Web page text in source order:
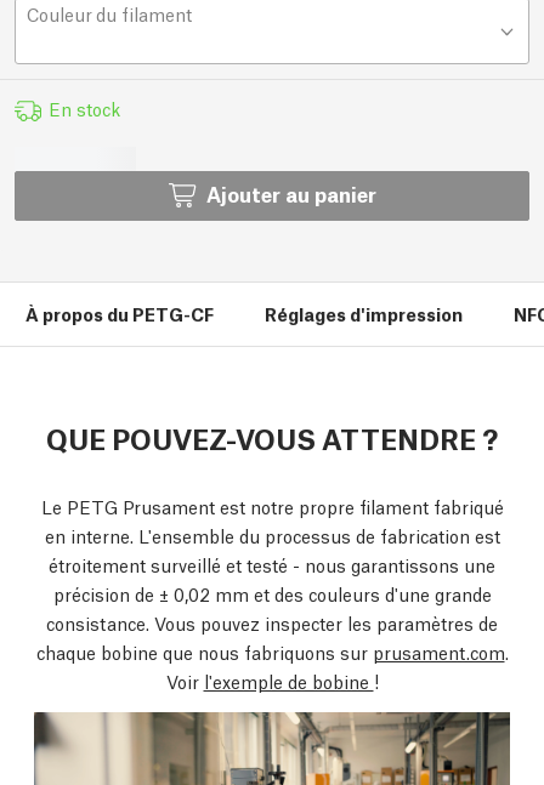
Couleur du filament
En stock
Ajouter au panier
À propos du PETG-CF Réglages d'impression
QUE POUVEZ-VOUS ATTENDRE ?
Le PETG Prusament est notre propre filament fabriqué
en interne. L'ensemble du processus de fabrication est
étroitement surveillé et testé - nous garantissons une
précision de ± 0,02 mm et des couleurs d'une grande
consistance. Vous pouvez inspecter les paramètres de
chaque bobine que nous fabriquons sur prusament.com.
Voir l'exemple de bobine !